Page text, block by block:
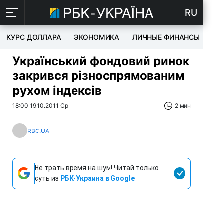
RU
КУРС ДОЛЛАРА ЭКОНОМИКА ЛИЧНЫЕ ФИНАНСЫ
Український фондовий ринок
закрився різноспрямованим
рухом індексів
18:00 19.10.2011 Ср 2 мин
RBC.UA
Не трать время на шум! Читай только
суть из РБК-Украина в Google